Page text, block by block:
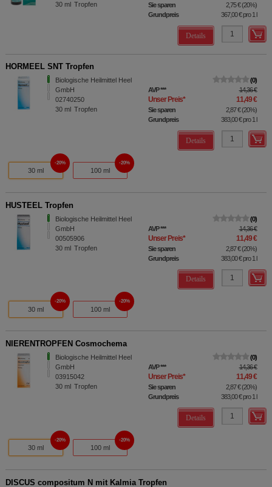
30 ml Tropfen Sie sparen 2,75 €(20%)
Grundpreis
367,00 €pro 1 l
Details
HORMEEL SNT Tropfen
Biologische Heilmittel Heel
GmbH
02740250
30 ml Tropfen
0
AVP*** 14,36 €
Unser Preis* 11,49 €
Sie sparen 2,87 €(20%)
Grundpreis
383,00 €pro 1 l
Details
30 ml
20%
100 ml
20%
HUSTEEL Tropfen
Biologische Heilmittel Heel
GmbH
00505906
30 ml Tropfen
0
AVP*** 14,36 €
Unser Preis* 11,49 €
Sie sparen 2,87 €(20%)
Grundpreis
383,00 €pro 1 l
Details
30 ml
20%
100 ml
20%
NIERENTROPFEN Cosmochema
Biologische Heilmittel Heel
GmbH
03915042
30 ml Tropfen
0
AVP*** 14,36 €
Unser Preis* 11,49 €
Sie sparen 2,87 €(20%)
Grundpreis
383,00 €pro 1 l
Details
30 ml
20%
100 ml
20%
DISCUS compositum N mit Kalmia Tropfen